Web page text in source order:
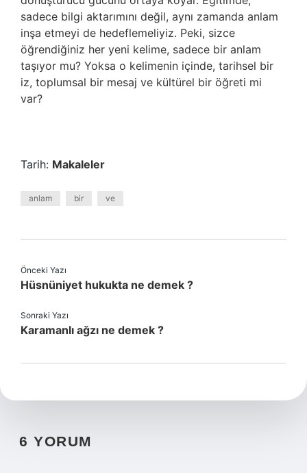
sadece bilgi aktarımını değil, aynı zamanda anlam
inşa etmeyi de hedeflemeliyiz. Peki, sizce
öğrendiğiniz her yeni kelime, sadece bir anlam
taşıyor mu? Yoksa o kelimenin içinde, tarihsel bir
iz, toplumsal bir mesaj ve kültürel bir öğreti mi
var?
Tarih: Makaleler
anlam bir ve
Önceki Yazı
Hüsnüniyet hukukta ne demek ?
Sonraki Yazı
Karamanlı ağzı ne demek ?
6 YORUM